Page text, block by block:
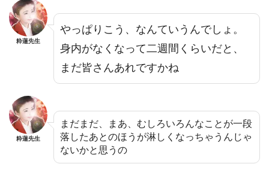
粋蓮先生
やっぱりこう、なんていうんでしょ。
身内がなくなって二週間くらいだと、
まだ皆さんあれですかね
粋蓮先生
まだまだ、まあ、むしろいろんなことが一段
落したあとのほうが淋しくなっちゃうんじゃ
ないかと思うの